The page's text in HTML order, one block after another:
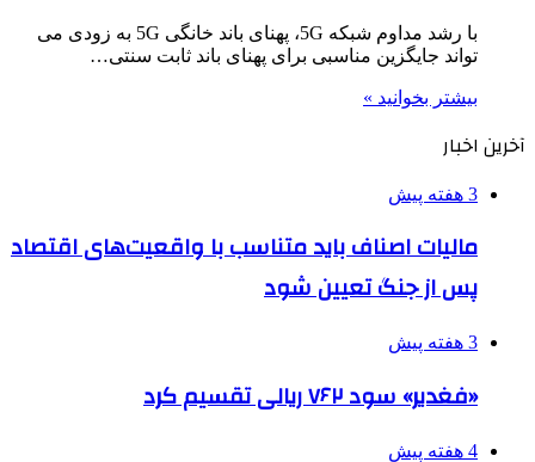
با رشد مداوم شبکه 5G، پهنای باند خانگی 5G به زودی می
تواند جایگزین مناسبی برای پهنای باند ثابت سنتی…
بیشتر بخوانید »
آخرین اخبار
3 هفته پیش
مالیات اصناف باید متناسب با واقعیت‌های اقتصاد
پس از جنگ تعیین شود
3 هفته پیش
«فغدیر» سود ۷۶۲ ریالی تقسیم کرد
4 هفته پیش